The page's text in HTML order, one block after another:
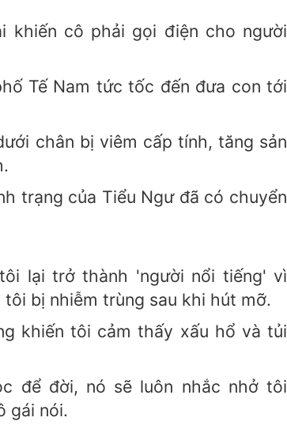
khiến cô phải gọi điện cho người
Tế Nam tức tốc đến đưa con tới
chân bị viêm cấp tính, tăng sản
trạng của Tiểu Ngư đã có chuyển
lại trở thành 'người nổi tiếng' vì
bị nhiễm trùng sau khi hút mỡ.
khiến tôi cảm thấy xấu hổ và tủi
để đời, nó sẽ luôn nhắc nhở tôi
gái nói.